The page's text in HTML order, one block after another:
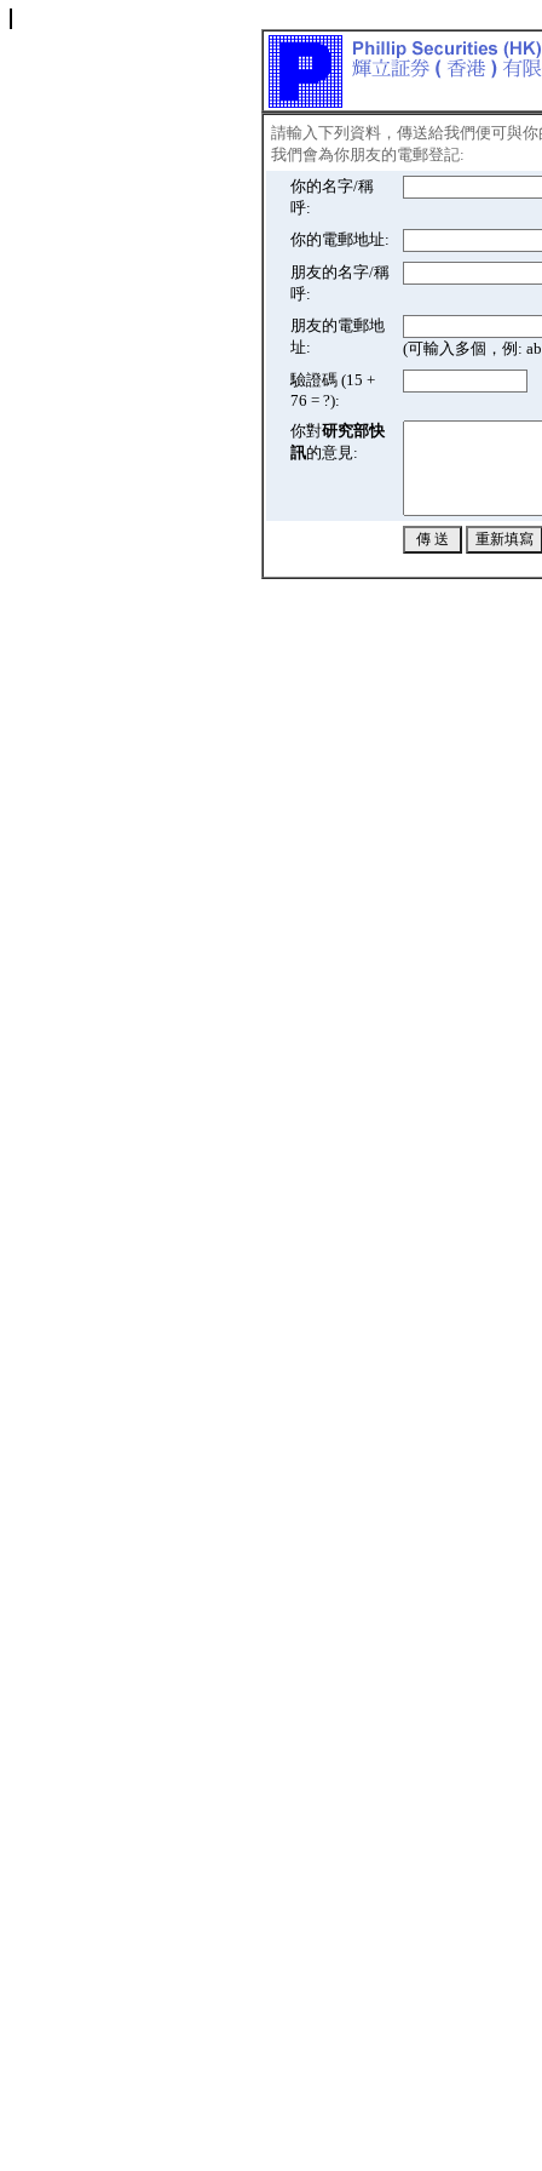
請輸入下列資料，傳送給我們便可與
我們會為你朋友的電郵登記:
你的名字/稱
呼:
你的電郵地址:
朋友的名字/稱
呼:
朋友的電郵地
址:
(可輸入多個，例:
驗證碼 (15 +
76 = ?):
你對研究部快
訊的意見: